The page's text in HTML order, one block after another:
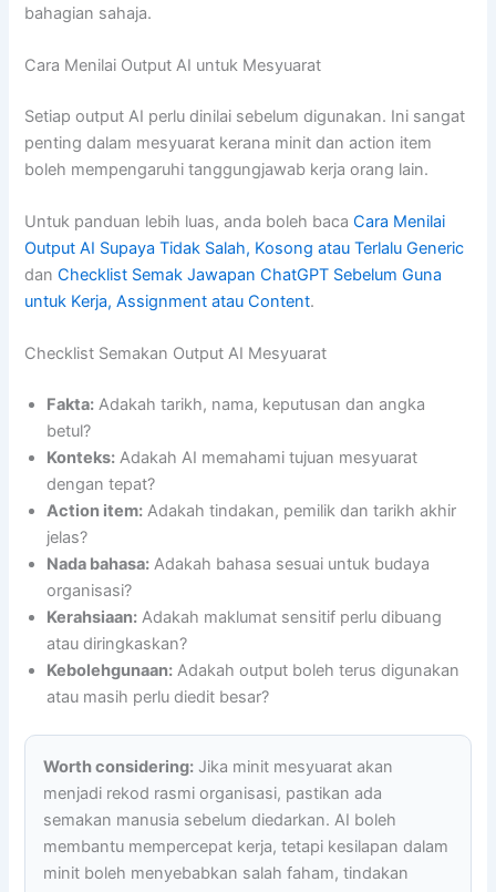
bahagian sahaja.
Cara Menilai Output AI untuk Mesyuarat
Setiap output AI perlu dinilai sebelum digunakan. Ini sangat
penting dalam mesyuarat kerana minit dan action item
boleh mempengaruhi tanggungjawab kerja orang lain.
Untuk panduan lebih luas, anda boleh bacaCara Menilai
Output AI Supaya Tidak Salah, Kosong atau Terlalu Generic
danChecklist Semak Jawapan ChatGPT Sebelum Guna
untuk Kerja, Assignment atau Content.
Checklist Semakan Output AI Mesyuarat
Fakta: Adakah tarikh, nama, keputusan dan angka
betul?
Konteks: Adakah AI memahami tujuan mesyuarat
dengan tepat?
Action item: Adakah tindakan, pemilik dan tarikh akhir
jelas?
Nada bahasa: Adakah bahasa sesuai untuk budaya
organisasi?
Kerahsiaan: Adakah maklumat sensitif perlu dibuang
atau diringkaskan?
Kebolehgunaan: Adakah output boleh terus digunakan
atau masih perlu diedit besar?
Worth considering: Jika minit mesyuarat akan
menjadi rekod rasmi organisasi, pastikan ada
semakan manusia sebelum diedarkan. AI boleh
membantu mempercepat kerja, tetapi kesilapan dalam
minit boleh menyebabkan salah faham, tindakan